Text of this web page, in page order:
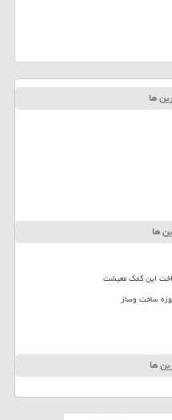
ها
ها
این کمک معیشت
ها